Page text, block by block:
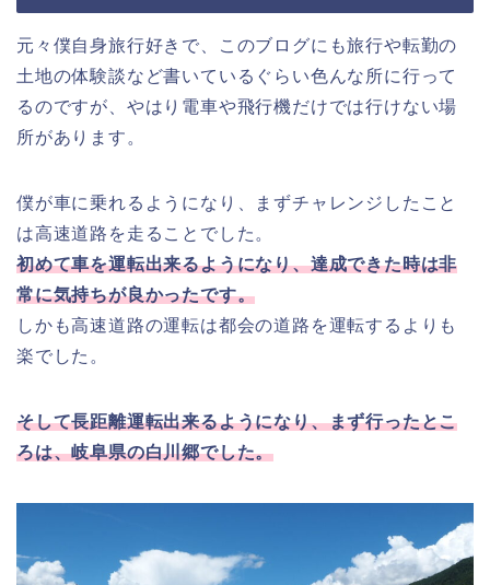
元々僕自身旅行好きで、このブログにも旅行や転勤の
土地の体験談など書いているぐらい色んな所に行って
るのですが、やはり電車や飛行機だけでは行けない場
所があります。
僕が車に乗れるようになり、まずチャレンジしたこと
は高速道路を走ることでした。
初めて車を運転出来るようになり、達成できた時は非
常に気持ちが良かったです。
しかも高速道路の運転は都会の道路を運転するよりも
楽でした。
そして長距離運転出来るようになり、まず行ったとこ
ろは、岐阜県の白川郷でした。